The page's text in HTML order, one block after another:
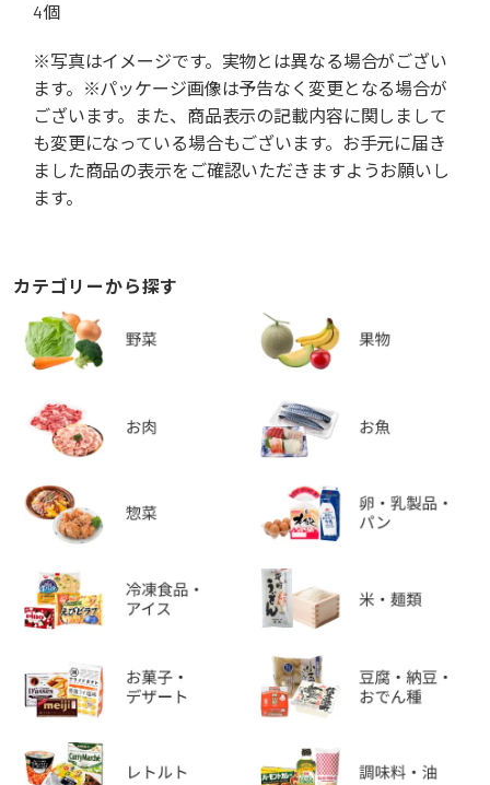
4個
※写真はイメージです。実物とは異なる場合がござい
ます。※パッケージ画像は予告なく変更となる場合が
ございます。また、商品表示の記載内容に関しまして
も変更になっている場合もございます。お手元に届き
ました商品の表示をご確認いただきますようお願いし
ます。
カテゴリーから探す